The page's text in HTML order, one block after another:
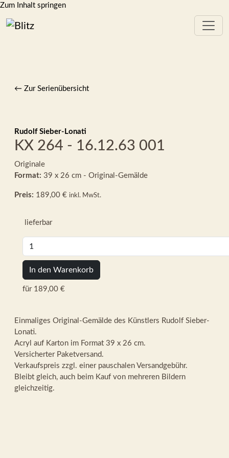
Zum Inhalt springen
← Zur Serienübersicht
Rudolf Sieber-Lonati
KX 264 - 16.12.63 001
Originale
Format: 39 x 26 cm - Original-Gemälde
Preis: 189,00 € inkl. MwSt.
lieferbar
In den Warenkorb
für 189,00 €
Einmaliges Original-Gemälde des Künstlers Rudolf Sieber-
Lonati.
Acryl auf Karton im Format 39 x 26 cm.
Versicherter Paketversand.
Verkaufspreis zzgl. einer pauschalen Versandgebühr.
Bleibt gleich, auch beim Kauf von mehreren Bildern
gleichzeitig.